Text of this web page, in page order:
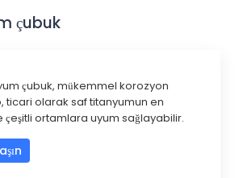
çubuk
çubuk, mükemmel korozyon
ticari olarak saf titanyumun en
çeşitli ortamlara uyum sağlayabilir.